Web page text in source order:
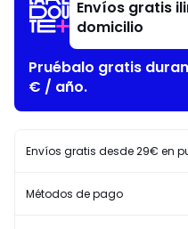
Envíos gratis
domicilio
Pruébalo gratis
€ / año.
Envíos gratis desde 29€ en
Métodos de pago